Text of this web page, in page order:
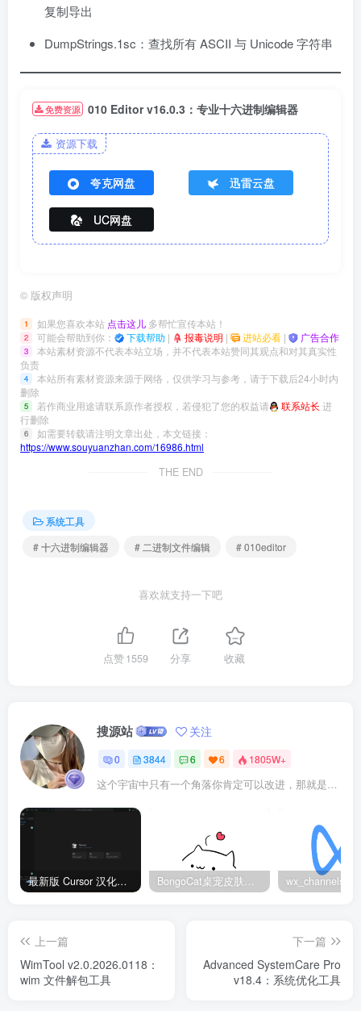
复制导出
DumpStrings.1sc：查找所有 ASCII 与 Unicode 字符串
免费资源 010 Editor v16.0.3：专业十六进制编辑器
资源下载
夸克网盘 迅雷云盘
UC网盘
© 版权声明
1 如果您喜欢本站 点击这儿 多帮忙宣传本站！
2 可能会帮助到你： 下载帮助 | 报毒说明 | 进站必看 | 广告合作
3
本站素材资源不代表本站立场，并不代表本站赞同其观点和对其真实性
负责
4
本站所有素材资源来源于网络，仅供学习与参考，请于下载后24小时内
删除
5 若作商业用途请联系原作者授权，若侵犯了您的权益请 联系站长 进
行删除
6
如需要转载请注明文章出处，本文链接：
https://www.souyuanzhan.com/16986.html
THE END
系统工具
# 十六进制编辑器
# 二进制文件编辑 # 010editor
喜欢就支持一下吧
点赞1559 分享 收藏
搜源站 关注
0 3844 6 6 1805W+
这个宇宙中只有一个角落你肯定可以改进，那就是你自己
最新版 Cursor 汉化设置中文教程（两种简单方法，附中文语言包下载） BongoCat桌宠皮肤包大全：20款主题皮肤免费下载
上一篇
WimTool v2.0.2026.0118：
wim 文件解包工具
下一篇
Advanced SystemCare Pro
v18.4：系统优化工具